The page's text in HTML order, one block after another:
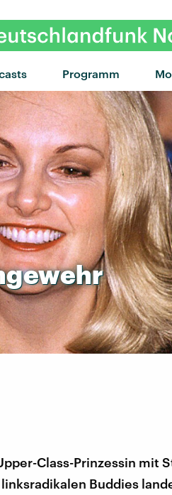
Programm
Class-Prinzessin mit
Buddies